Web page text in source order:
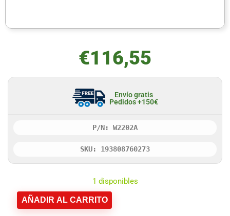
€116,55
Envío gratis
Pedidos +150€
P/N: W2202A
SKU: 193808760273
1 disponibles
AÑADIR AL CARRITO